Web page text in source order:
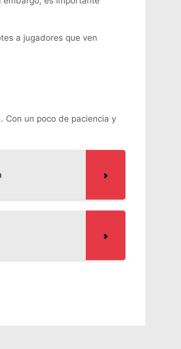
a jugadores que ven
Con un poco de paciencia y